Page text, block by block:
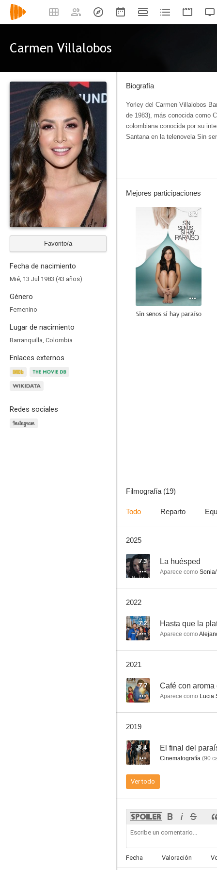
Carmen Villalobos
Favorito/a
Fecha de nacimiento
Mié, 13 Jul 1983 (43 años)
Género
Femenino
Lugar de nacimiento
Barranquilla, Colombia
Enlaces externos
Redes sociales
Biografía
Yorley del Carmen Villalobos
de 1983), más conocida como
colombiana conocida por su
Santana en la telenovela Sin
Mejores participaciones
8.2
Sin senos sí hay paraíso
Filmografía (19)
Todo Reparto
2025
7.3 La huésped
Aparece como
2022
7.2 Hasta que la
Aparece como
2021
7.7 Café con aroma
Aparece como Lucia
2019
9.4 El final del
Cinematografía (90
Ver todo
Fecha Valoración